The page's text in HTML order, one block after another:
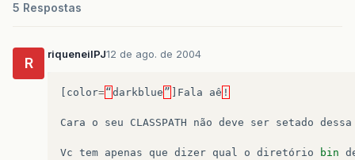
5 Respostas
R
riqueneilPJ12 de ago. de 2004
color=“ darkblue ” Fala aê !
Cara o seu CLASSPATH não deve ser setado dessa
Vc tem apenas que dizer qual o diretório bin